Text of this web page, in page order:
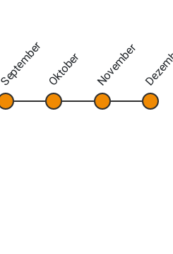
September Oktober November